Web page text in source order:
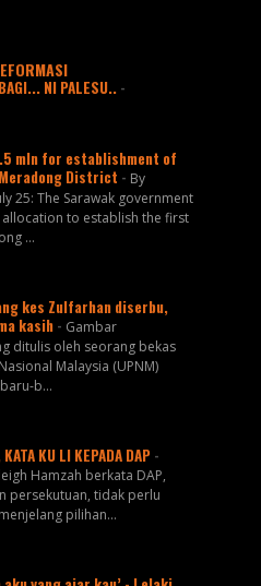
NI PALESU.. -
mln for establishment of
District - By
25: The Sarawak government
to establish the first
...
kes Zulfarhan diserbu,
kasih - Gambar
ditulis oleh seorang bekas
Malaysia (UPNM)
b...
KU LI KEPADA DAP -
Hamzah berkata DAP,
persekutuan, tidak perlu
pilihan...